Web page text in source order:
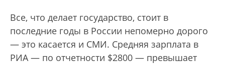
Все, что делает государство, стоит в
последние годы в России непомерно дорого
— это касается и СМИ. Средняя зарплата в
РИА — по отчетности $2800 — превышает